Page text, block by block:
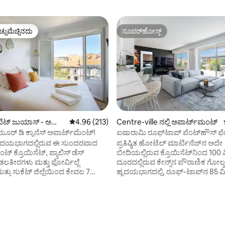
ಜುಯಾಸ್ - ಅ
ನಲ್ಲಿ ಅಪಾರ್ಟ್‌ಮಂಟ್
5 ರಲ್ಲಿ 4.96 ಸರಾಸರಿ ರೇಟಿಂಗ್, 213 ವಿಮರ್ಶೆಗಳು
4.96 (213)
ಡಿ ಕ್ಯಾನೆಸ್ ಅಪಾರ್ಟ್‌ಮೆಂಟ್!
ಈ ಸುಂದರವಾದ
ಕ್ರೊಯಿಸೆಟ್, ಪ್ಯಾಲಿಸ್ ಡೆಸ್
ಮತ್ತು ಫೋರ್ವಿಲ್ಲೆ
ಸುಕೆಟ್ ಜಿಲ್ಲೆಯಿಂದ ಕೇವಲ 7
ಸೂಪರ್‌ಹೋಸ್ಟ್
ಸೂಪರ್‌ಹೋಸ್ಟ್
Centre-ville ನಲ್ಲಿ ಅಪಾರ್ಟ್‌ಮಂಟ್
ಐಷಾರಾಮಿ ರೂಫ್‌ಟಾಪ್ ಪೆಂಟ್‌ಹೌಸ್
ಕ್ರೊಯಿಸೆಟ್/ಮಾರ್ಟಿನೆಜ್
ಪ್ರತಿಷ್ಠಿತ ಹೋಟೆಲ್ ಮಾರ್ಟಿನೆಜ್‌ನ ಅದೇ
ಬೀದಿಯಲ್ಲಿರುವ ಕ್ರೊಯಿಸೆಟ್‌ನಿಂದ
ದೂರದಲ್ಲಿರುವ ಕೇನ್ಸ್‌ನ ಪೌರಾಣಿಕ
ಹೃದಯಭಾಗದಲ್ಲಿ, ರೂಫ್-ಟಾಪ್‌ನ 85